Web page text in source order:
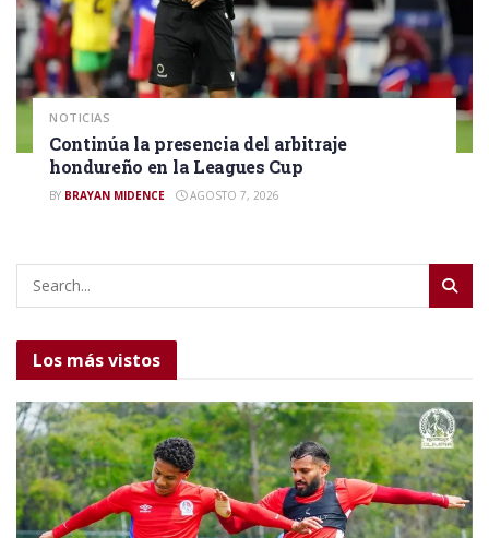
NOTICIAS
Continúa la presencia del arbitraje
hondureño en la Leagues Cup
BY BRAYAN MIDENCE AGOSTO 7, 2026
Los más vistos